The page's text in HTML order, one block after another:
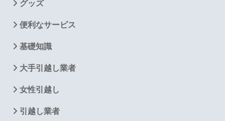
グッズ
便利なサービス
基礎知識
大手引越し業者
女性引越し
引越し業者